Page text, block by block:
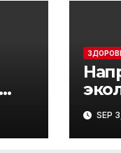
SEP